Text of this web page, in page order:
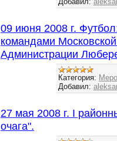
09 июня 2008 г.
командами
Администрации
Категория:
Добавил:
27 мая 2008 г. I
очага".